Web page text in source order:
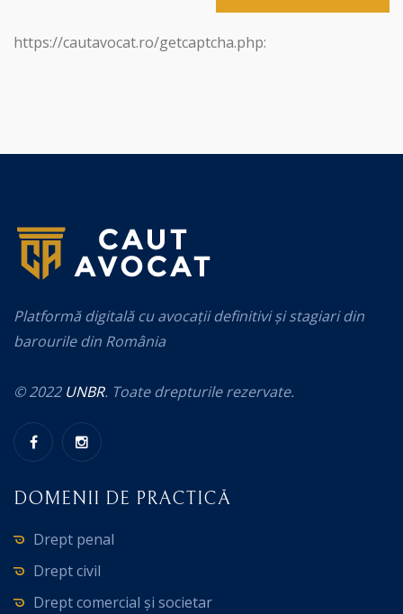
https://cautavocat.ro/getcaptcha.php:
Platformă digitală cu avocații definitivi și stagiari din
barourile din România
© 2022 UNBR. Toate drepturile rezervate.
DOMENII DE PRACTICĂ
Drept penal
Drept civil
Drept comercial și societar